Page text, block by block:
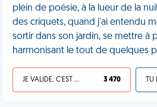
plein de poésie, à la lueur de la
des criquets, quand j'ai entendu
sortir dans son jardin, se mettre à
harmonisant le tout de quelques
JE VALIDE, C'EST UNE VDM 3 470